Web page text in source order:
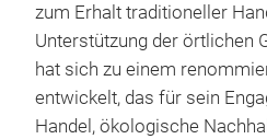
zum Erhalt traditioneller
Unterstützung der örtlichen
hat sich zu einem
entwickelt, das für sein
Handel, ökologische